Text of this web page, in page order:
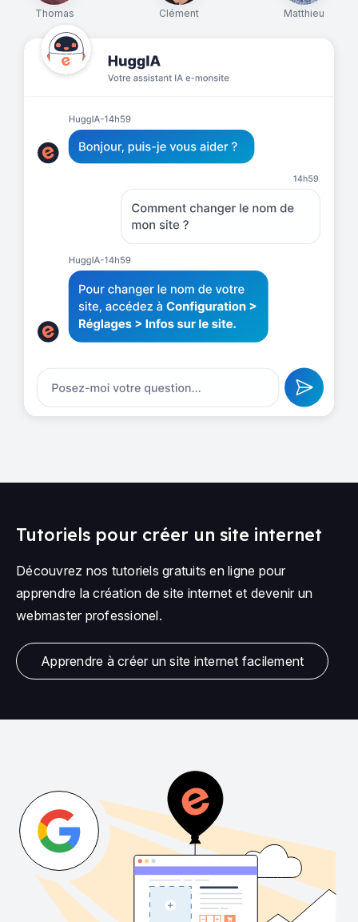
Thomas Clément Matthieu
Tutoriels pour créer un site internet
Découvrez nos tutoriels gratuits en ligne pour
apprendre la création de site internet et devenir un
webmaster professionel.
Apprendre à créer un site internet facilement